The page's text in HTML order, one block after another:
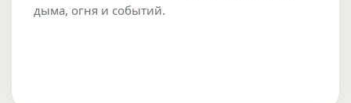
дыма, огня и событий.